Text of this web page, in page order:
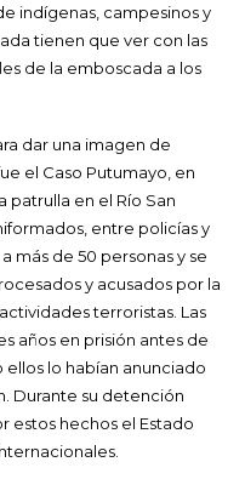
indígenas, campesinos y
tienen que ver con las
de la emboscada a los
dar una imagen de
el Caso Putumayo, en
patrulla en el Río San
entre policías y
más de 50 personas y se
y acusados por la
terroristas. Las
años en prisión antes de
lo habían anunciado
Durante su detención
estos hechos el Estado